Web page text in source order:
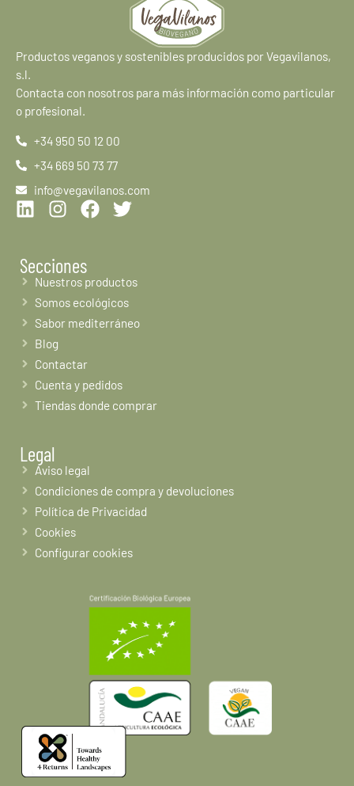
Productos veganos y sostenibles producidos por Vegavilanos,
s.l.
Contacta con nosotros para más información como particular
o profesional.
+34 950 50 12 00
+34 669 50 73 77
info@vegavilanos.com
Secciones
Nuestros productos
Somos ecológicos
Sabor mediterráneo
Blog
Contactar
Cuenta y pedidos
Tiendas donde comprar
Legal
Aviso legal
Condiciones de compra y devoluciones
Política de Privacidad
Cookies
Configurar cookies